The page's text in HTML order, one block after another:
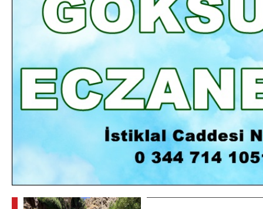
GÜNLÜK HABER AKIŞI
GÖKSUN HAFIZLIK KIZ KUR’AN KURSU
ÖĞRENCILERINE DARENDE GEZISI.